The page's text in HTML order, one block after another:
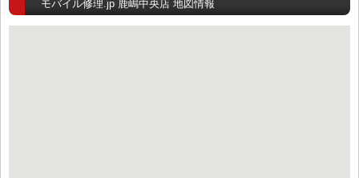
モバイル修理.jp 鹿嶋中央店 地図情報